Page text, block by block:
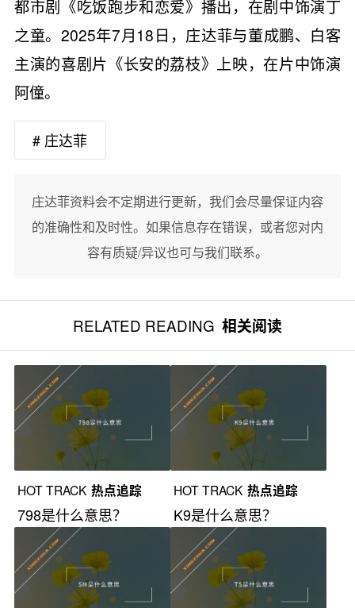
都市剧《吃饭跑步和恋爱》播出，在剧中饰演丁
之童。2025年7月18日，庄达菲与董成鹏、白客
主演的喜剧片《长安的荔枝》上映，在片中饰演
阿僮。
# 庄达菲
庄达菲资料会不定期进行更新，我们会尽量保证内容
的准确性和及时性。如果信息存在错误，或者您对内
容有质疑/异议也可与我们联系。
RELATED READING 相关阅读
HOT TRACK 热点追踪
798是什么意思？
HOT TRACK 热点追踪
K9是什么意思？